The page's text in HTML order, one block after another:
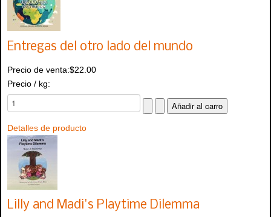
Entregas del otro lado del mundo
Precio de venta:$22.00
Precio / kg:
Detalles de producto
Lilly and Madi's Playtime Dilemma